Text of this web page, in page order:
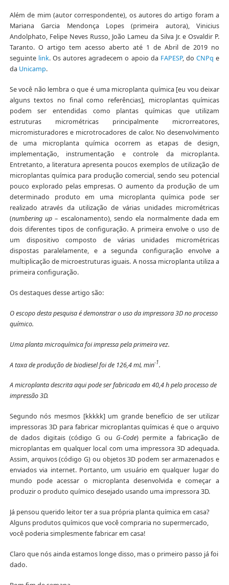
Além de mim (autor correspondente), os autores do artigo foram a
Mariana Garcia Mendonça Lopes (primeira autora), Vinicius
Andolphato, Felipe Neves Russo, João Lameu da Silva Jr. e Osvaldir P.
Taranto. O artigo tem acesso aberto até 1 de Abril de 2019 no
seguinte link. Os autores agradecem o apoio da FAPESP, doCNPq e
da Unicamp.
Se você não lembra o que é uma microplanta química [eu vou deixar
alguns textos no final como referências], microplantas químicas
podem ser entendidas como plantas químicas que utilizam
estruturas micrométricas principalmente microrreatores,
micromisturadores e microtrocadores de calor. No desenvolvimento
de uma microplanta química ocorrem as etapas de design,
implementação, instrumentação e controle da microplanta.
Entretanto, a literatura apresenta poucos exemplos de utilização de
microplantas química para produção comercial, sendo seu potencial
pouco explorado pelas empresas. O aumento da produção de um
determinado produto em uma microplanta química pode ser
realizado através da utilização de várias unidades micrométricas
(numbering up – escalonamento), sendo ela normalmente dada em
dois diferentes tipos de configuração. A primeira envolve o uso de
um dispositivo composto de várias unidades micrométricas
dispostas paralelamente, e a segunda configuração envolve a
multiplicação de microestruturas iguais. A nossa microplanta utiliza a
primeira configuração.
Os destaques desse artigo são:
O escopo desta pesquisa é demonstrar o uso da impressora 3D no processo
químico.
Uma planta microquímica foi impressa pela primeira vez.
A taxa de produção de biodiesel foi de 126,4 mL min-1.
A microplanta descrita aqui pode ser fabricada em 40,4 h pelo processo de
impressão 3D.
Segundo nós mesmos [kkkkk] um grande benefício de ser utilizar
impressoras 3D para fabricar microplantas químicas é que o arquivo
de dados digitais (código G ou G-Code) permite a fabricação de
microplantas em qualquer local com uma impressora 3D adequada.
Assim, arquivos (código G) ou objetos 3D podem ser armazenados e
enviados via internet. Portanto, um usuário em qualquer lugar do
mundo pode acessar o microplanta desenvolvida e começar a
produzir o produto químico desejado usando uma impressora 3D.
Já pensou querido leitor ter a sua própria planta química em casa?
Alguns produtos químicos que você compraria no supermercado,
você poderia simplesmente fabricar em casa!
Claro que nós ainda estamos longe disso, mas o primeiro passo já foi
dado.